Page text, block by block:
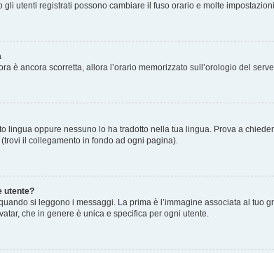
gli utenti registrati possono cambiare il fuso orario e molte
è ancora scorretta, allora l’orario memorizzato sull’orologio del
lingua oppure nessuno lo ha tradotto nella tua lingua. Prova a
il collegamento in fondo ad ogni pagina).
utente?
si leggono i messaggi. La prima è l’immagine associata al
che in genere è unica e specifica per ogni utente.